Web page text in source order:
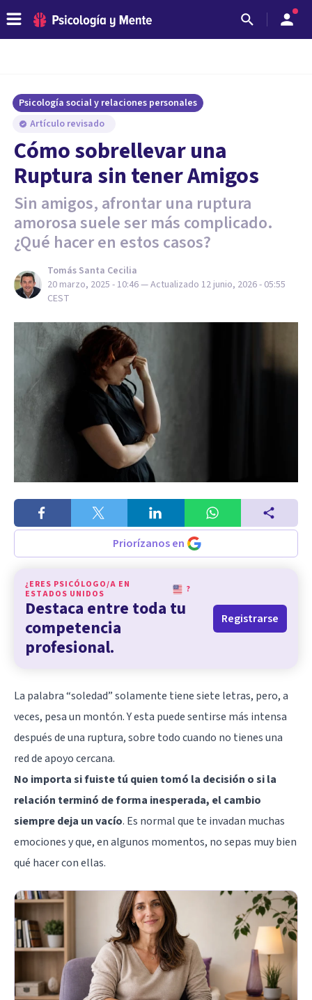
Psicología social y relaciones personales
Artículo revisado
Cómo sobrellevar una
Ruptura sin tener Amigos
Sin amigos, afrontar una ruptura
amorosa suele ser más complicado.
¿Qué hacer en estos casos?
Tomás Santa Cecilia
20 marzo, 2025 - 10:46— Actualizado 12 junio, 2026 - 05:55
CEST
Priorízanos en
¿ERES PSICÓLOGO/A EN
ESTADOS UNIDOS
?
Destaca entre toda tu
competencia
profesional.
Registrarse
La palabra “soledad” solamente tiene siete letras, pero, a
veces, pesa un montón. Y esta puede sentirse más intensa
después de una ruptura, sobre todo cuando no tienes una
red de apoyo cercana.
No importa si fuiste tú quien tomó la decisión o si la
relación terminó de forma inesperada, el cambio
siempre deja un vacío. Es normal que te invadan muchas
emociones y que, en algunos momentos, no sepas muy bien
qué hacer con ellas.